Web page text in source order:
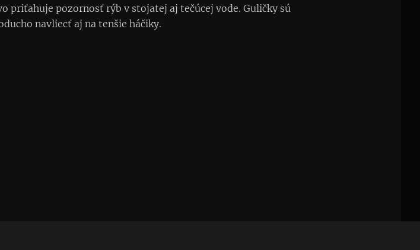
priťahuje pozornosť rýb v stojatej aj tečúcej vode. Guličky sú
navliecť aj na tenšie háčiky.